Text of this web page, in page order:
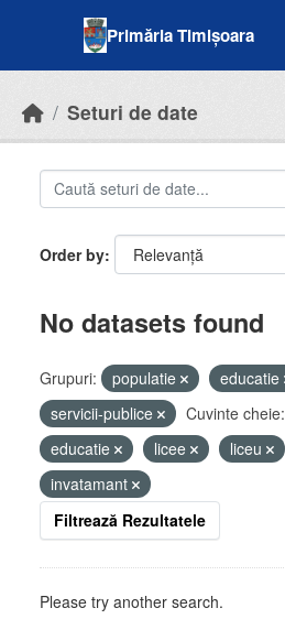
Primăria Timișoara
Seturi de date
Order by
No datasets found
Grupuri: populatie
educatie
servicii-publice
Cuvinte cheie:
educatie
licee liceu
invatamant
Filtrează Rezultatele
Please try another search.